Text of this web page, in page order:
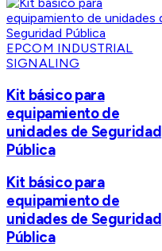
EPCOM INDUSTRIAL
SIGNALING
Kit básico para
equipamiento de
unidades de Seguridad
Pública
Kit básico para
equipamiento de
unidades de Seguridad
Pública